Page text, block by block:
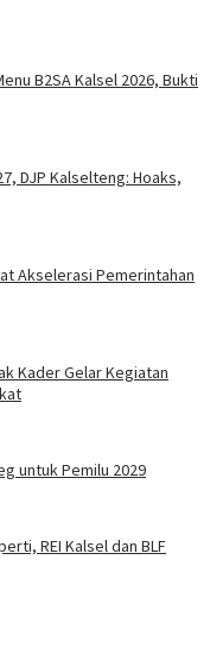
B2SA Kalsel 2026, Bukti
DJP Kalselteng: Hoaks,
Akselerasi Pemerintahan
Kader Gelar Kegiatan
untuk Pemilu 2029
REI Kalsel dan BLF